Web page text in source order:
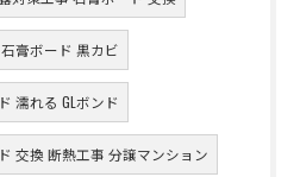
膏ボード 黒カビ
濡れる GLボンド
交換 断熱工事 分譲マンション